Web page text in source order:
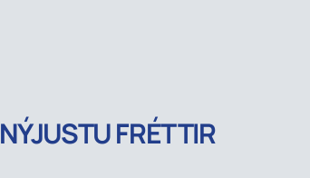
NÝJUSTU FRÉTTIR